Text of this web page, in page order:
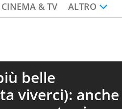
CINEMA & TV ALTRO
belle
viverci): anche